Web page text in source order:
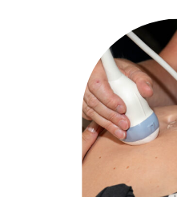
mogelijk om van
een prachtige,
laten maken.